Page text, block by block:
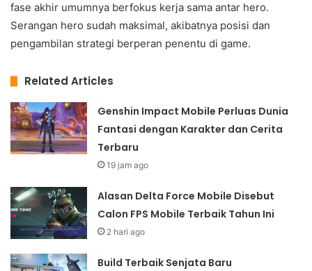
fase akhir umumnya berfokus kerja sama antar hero.
Serangan hero sudah maksimal, akibatnya posisi dan
pengambilan strategi berperan penentu di game.
Related Articles
Genshin Impact Mobile Perluas Dunia
Fantasi dengan Karakter dan Cerita
Terbaru
19 jam ago
Alasan Delta Force Mobile Disebut
Calon FPS Mobile Terbaik Tahun Ini
2 hari ago
Build Terbaik Senjata Baru